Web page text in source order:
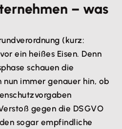
– was
(kurz:
ein heißes Eisen. Denn
schauen die
nun immer genauer hin, ob
gegen die DSGVO
sogar empfindliche